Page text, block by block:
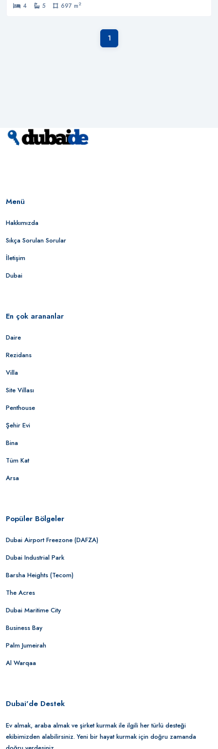
4 5 697 m2
1
Menü
Hakkımızda
Sıkça Sorulan Sorular
İletişim
Dubai
En çok arananlar
Daire
Rezidans
Villa
Site Villası
Penthouse
Şehir Evi
Bina
Tüm Kat
Arsa
Popüler Bölgeler
Dubai Airport Freezone (DAFZA)
Dubai Industrial Park
Barsha Heights (Tecom)
The Acres
Dubai Maritime City
Business Bay
Palm Jumeirah
Al Warqaa
Dubai'de Destek
Ev almak, araba almak ve şirket kurmak ile ilgili her türlü desteği
ekibimizden alabilirsiniz. Yeni bir hayat kurmak için doğru zamanda